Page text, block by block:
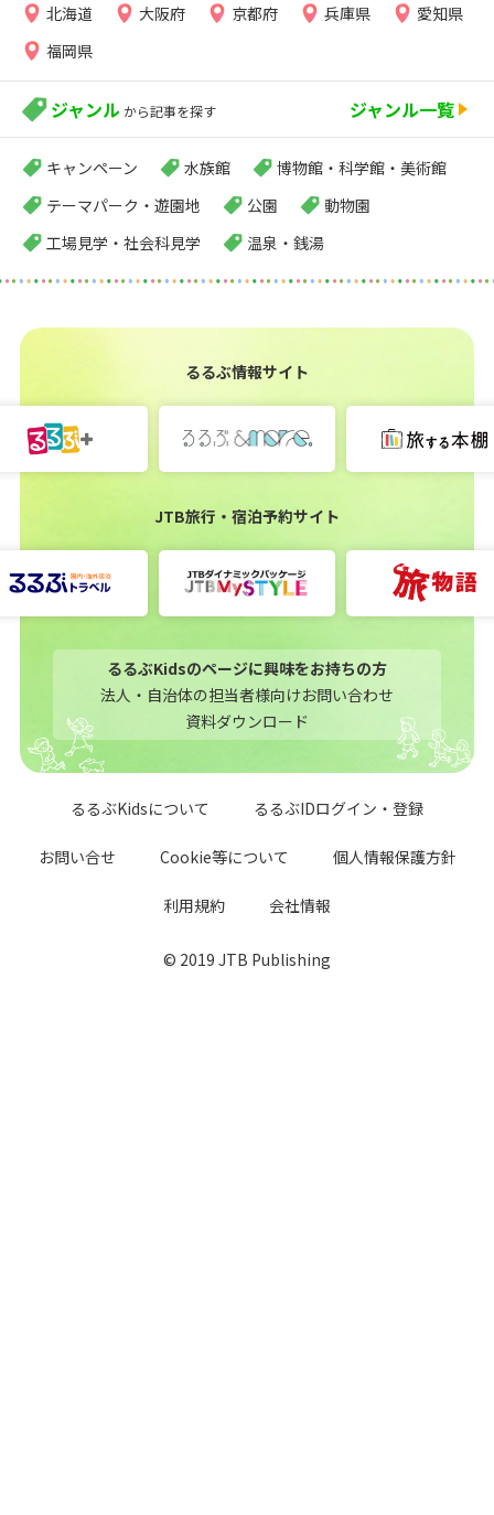
北海道
大阪府 京都府 兵庫県
愛知県
福岡県
ジャンル から記事を探す ジャンル一覧
キャンペーン 水族館
博物館・科学館・美術館
テーマパーク・遊園地
公園
動物園
工場見学・社会科見学
温泉・銭湯
るるぶ情報サイト
JTB旅行・宿泊予約サイト
るるぶKidsのページに興味をお持ちの方
法人・自治体の担当者様向けお問い合わせ
資料ダウンロード
るるぶKidsについて るるぶIDログイン・登録
お問い合せ Cookie等について 個人情報保護方針
利用規約 会社情報
© 2019 JTB Publishing